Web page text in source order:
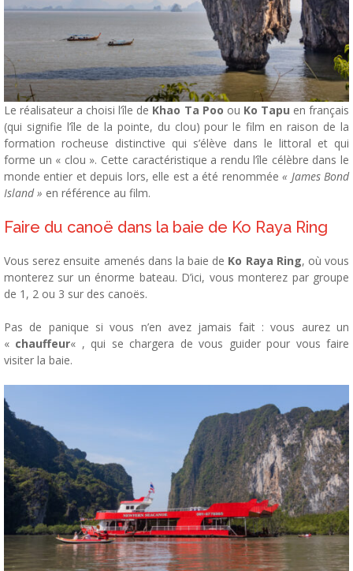
Le réalisateur a choisi l’île de Khao Ta Poo ou Ko Tapu en français
(qui signifie l’île de la pointe, du clou) pour le film en raison de la
formation rocheuse distinctive qui s’élève dans le littoral et qui
forme un « clou ». Cette caractéristique a rendu l’île célèbre dans le
monde entier et depuis lors, elle est a été renommée« James Bond
Island » en référence au film.
Faire du canoë dans la baie de Ko Raya Ring
Vous serez ensuite amenés dans la baie de Ko Raya Ring, où vous
monterez sur un énorme bateau. D’ici, vous monterez par groupe
de 1, 2 ou 3 sur des canoës.
Pas de panique si vous n’en avez jamais fait : vous aurez un
« chauffeur« , qui se chargera de vous guider pour vous faire
visiter la baie.